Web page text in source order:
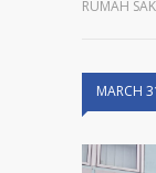
RUMAH
MARCH